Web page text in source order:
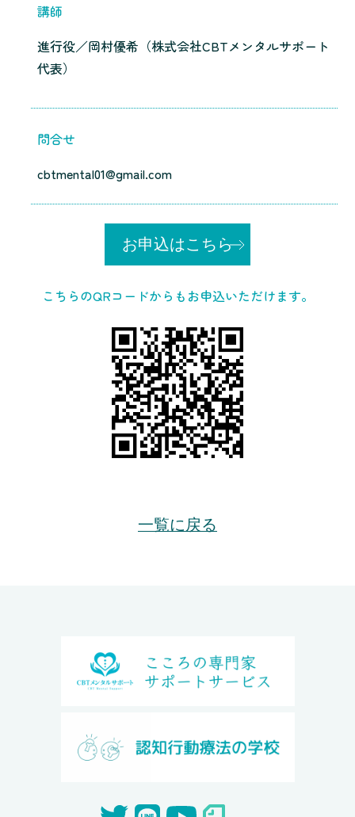
講師
進行役／岡村優希（株式会社CBTメンタルサポート
代表）
問合せ
cbtmental01@gmail.com
お申込はこちら
こちらのQRコードからもお申込いただけます。
一覧に戻る